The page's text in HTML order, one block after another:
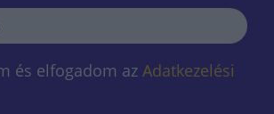
és elfogadom az Adatkezelési